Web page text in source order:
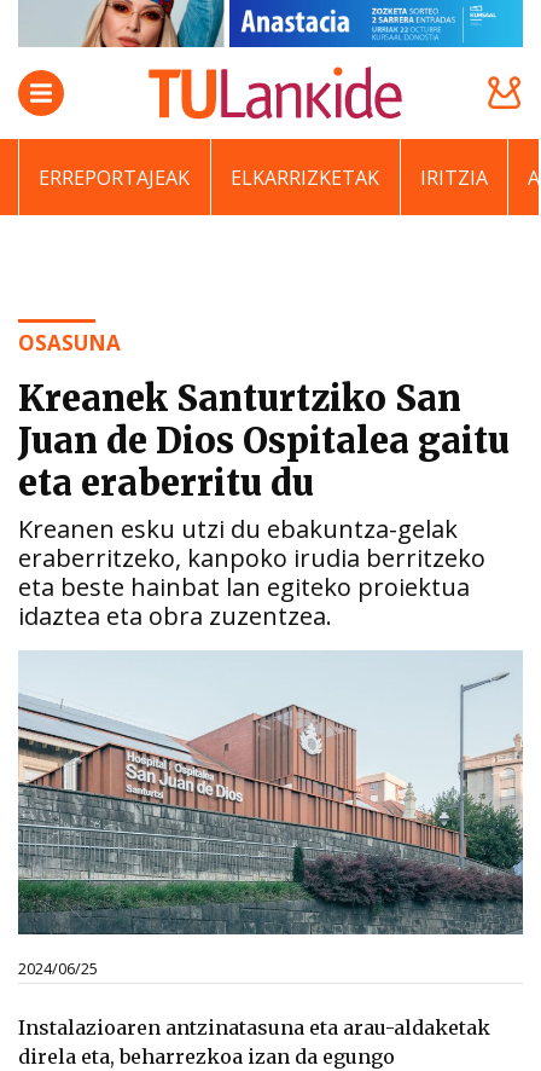
ERREPORTAJEAK ELKARRIZKETAK IRITZIA
OSASUNA
Kreanek Santurtziko San
Juan de Dios Ospitalea gaitu
eta eraberritu du
Kreanen esku utzi du ebakuntza-gelak
eraberritzeko, kanpoko irudia berritzeko
eta beste hainbat lan egiteko proiektua
idaztea eta obra zuzentzea.
2024/06/25
Instalazioaren antzinatasuna eta arau-aldaketak
direla eta, beharrezkoa izan da egungo